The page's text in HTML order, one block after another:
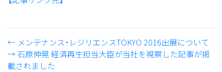
← メンテナンス・レジリエンスTOKYO 2016出展について
→ 石原伸晃 経済再生担当大臣が当社を視察した記事が掲
載されました